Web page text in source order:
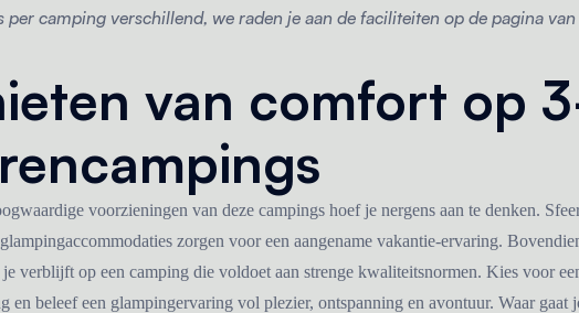
per camping verschillend, we raden je aan de faciliteiten op de pagina
van comfort op
voorzieningen van deze campings hoef je nergens aan te denken.
zorgen voor een aangename vakantie-ervaring.
verblijft op een camping die voldoet aan strenge kwaliteitsnormen. Kies voor
en beleef een glampingervaring vol plezier, ontspanning en avontuur. Waar gaat